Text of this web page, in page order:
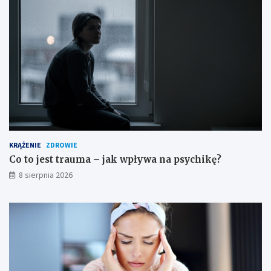
KRĄŻENIE ZDROWIE
Co to jest trauma – jak wpływa na psychikę?
8 sierpnia 2026